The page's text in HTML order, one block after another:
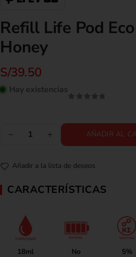
Refill Life Pod
Honey
S/39.50
Hay existencias
AÑADIR AL
Añadir a la lista de deseos
CARACTERÍSTICAS
18ml No 5%